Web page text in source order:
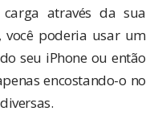
através da sua
você poderia usar um
seu iPhone ou então
encostando-o no